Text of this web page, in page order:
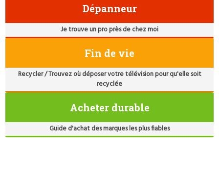
Dépanneur
Je trouve un pro près de chez moi
Fin de vie
Recycler / Trouvez où déposer votre télévision pour qu'elle soit
recyclée
Acheter durable
Guide d'achat des marques les plus fiables